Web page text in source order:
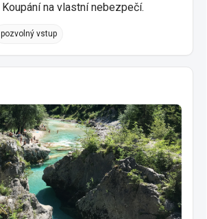
Koupání na vlastní nebezpečí.
pozvolný vstup